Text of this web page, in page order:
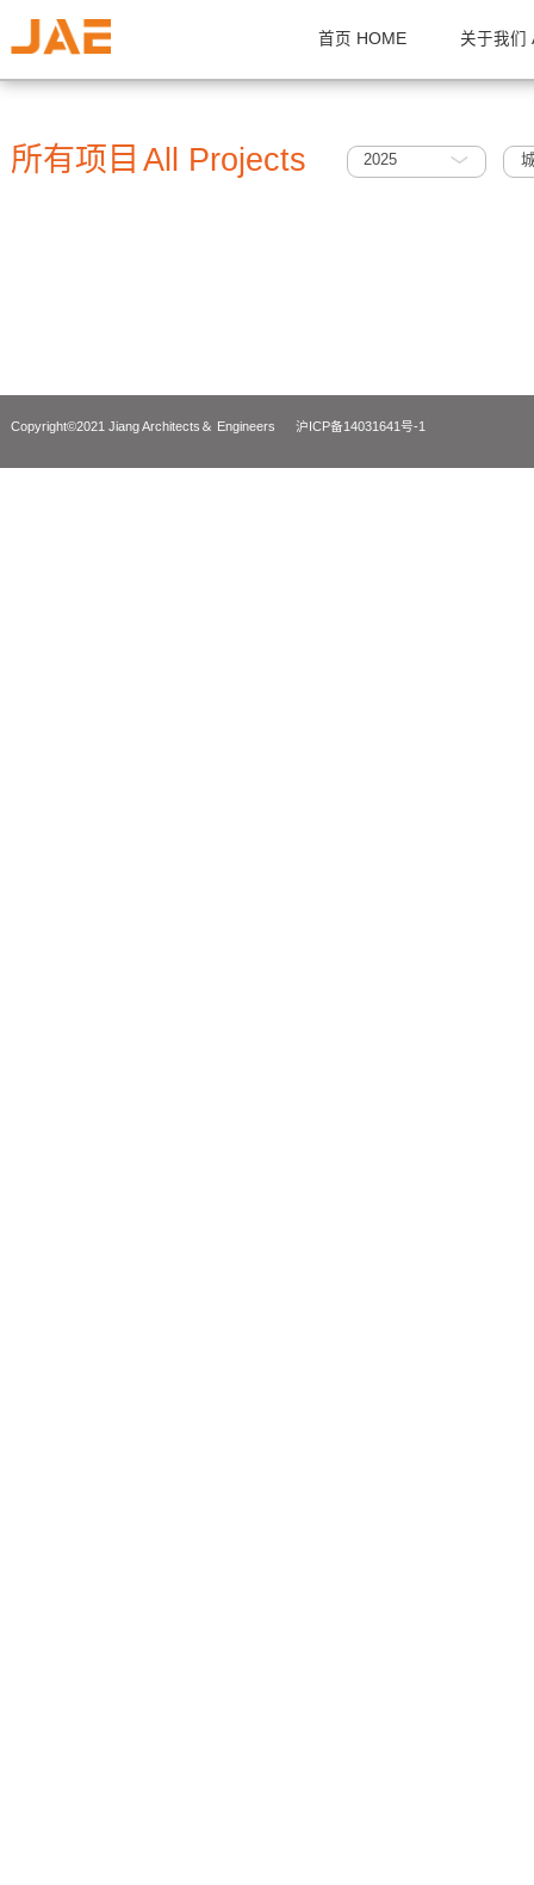
首页 HOME 关
所有项目 All Projects 2025
Copyright©2021 Jiang Architects＆ Engineers 沪ICP备14031641号-1